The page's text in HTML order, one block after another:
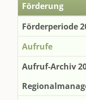
Förderung
Förderperiode
Aufrufe
Aufruf-Archiv